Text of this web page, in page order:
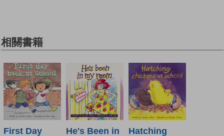
相關書籍
First Day
He's Been in
Hatching